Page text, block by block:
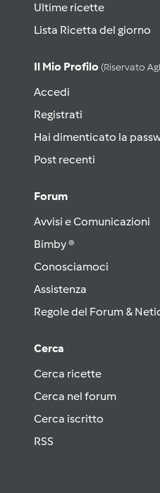
Ultime ricette
Lista Ricetta del giorno
Il Mio Profilo (riservato
Accedi
Registrati
Hai dimenticato la
Post recenti
Forum
Avvisi e Comunicazioni
Bimby ®
Conosciamoci
Assistenza
Regole del Forum &
Cerca
Cerca ricette
Cerca nel forum
Cerca iscritto
RSS